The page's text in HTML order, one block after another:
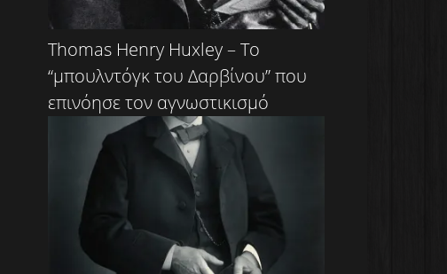
Thomas Henry Huxley – Το
“μπουλντόγκ του Δαρβίνου” που
επινόησε τον αγνωστικισμό